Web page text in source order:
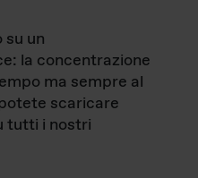
su un
la concentrazione
ma sempre al
scaricare
tutti i nostri